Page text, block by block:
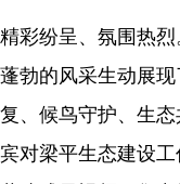
彩纷呈、氛围热
勃的风采生动展
、候鸟守护、生
对梁平生态建设